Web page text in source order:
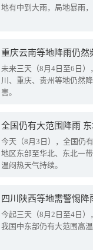
地有中到大雨，局地暴雨
重庆云南等地降雨仍然
未来三天（8月4日至6日
川、重庆、贵州等地仍然
害。
全国仍有大范围降雨
今天（8月3日），全国仍
地区东部至华北、东北一
温闷热天气持续。
今起三天（8月2日至4日
我国中东部仍有大范围高